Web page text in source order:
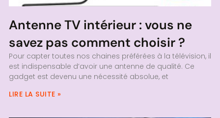
Antenne TV intérieur : vous ne
savez pas comment choisir ?
Pour capter toutes nos chaines préférées à la télévision, il
est indispensable d’avoir une antenne de qualité. Ce
gadget est devenu une nécessité absolue, et
LIRE LA SUITE »